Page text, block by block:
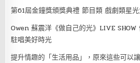
第61屆金鐘獎頒獎典禮 節目類 戲劇類星
Owen 蘇震洋《做自己的光》LIVE
駐唱美好時光
提升情趣的「生活用品」，原來這些可以